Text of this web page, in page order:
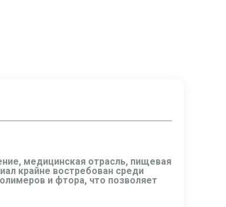
медицинская отрасль, пищевая
крайне востребован среди
и фтора, что позволяет